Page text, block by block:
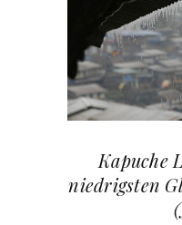
Kapuche
niedrigsten